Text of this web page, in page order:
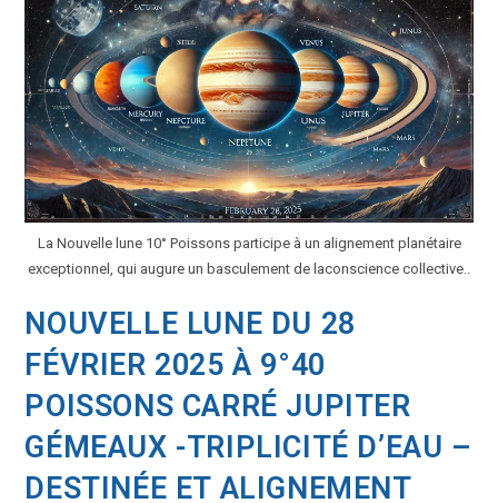
La Nouvelle lune 10° Poissons participe à un alignement planétaire
exceptionnel, qui augure un basculement de laconscience collective..
NOUVELLE LUNE DU 28
FÉVRIER 2025 À 9°40
POISSONS CARRÉ JUPITER
GÉMEAUX -TRIPLICITÉ D’EAU –
DESTINÉE ET ALIGNEMENT